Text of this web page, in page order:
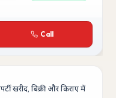
Call
खरीद, बिक्री और किराए में